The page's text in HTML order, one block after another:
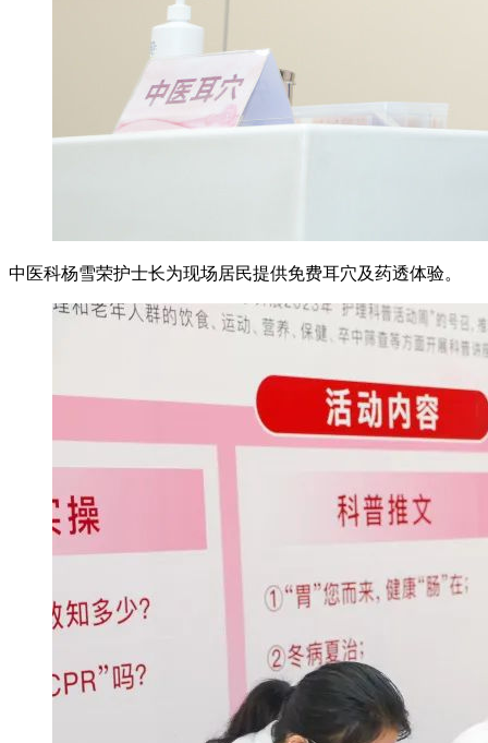
中医科杨雪荣护士长为现场居民提供免费耳穴及药透体验。